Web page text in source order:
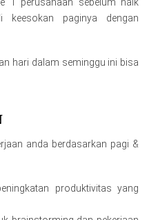
keesokan paginya dengan
hari dalam seminggu ini bisa
anda berdasarkan pagi &
produktivitas yang